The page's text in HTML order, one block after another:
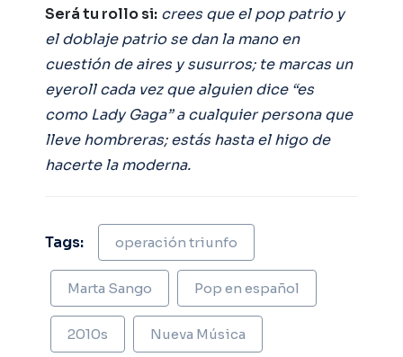
Será tu rollo si: crees que el pop patrio y
el doblaje patrio se dan la mano en
cuestión de aires y susurros; te marcas un
eyeroll cada vez que alguien dice “es
como Lady Gaga” a cualquier persona que
lleve hombreras; estás hasta el higo de
hacerte la moderna.
Tags: operación triunfo
Marta Sango Pop en español
2010s Nueva Música